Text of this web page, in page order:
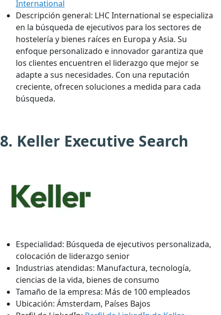
International
Descripción general: LHC International se especializa
en la búsqueda de ejecutivos para los sectores de
hostelería y bienes raíces en Europa y Asia. Su
enfoque personalizado e innovador garantiza que
los clientes encuentren el liderazgo que mejor se
adapte a sus necesidades. Con una reputación
creciente, ofrecen soluciones a medida para cada
búsqueda.
8. Keller Executive Search
Especialidad: Búsqueda de ejecutivos personalizada,
colocación de liderazgo senior
Industrias atendidas: Manufactura, tecnología,
ciencias de la vida, bienes de consumo
Tamaño de la empresa: Más de 100 empleados
Ubicación: Ámsterdam, Países Bajos